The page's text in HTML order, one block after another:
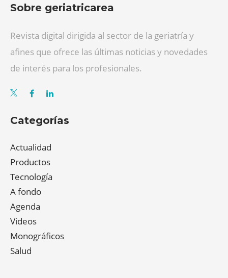
Sobre geriatricarea
Revista digital dirigida al sector de la geriatría y
afines que ofrece las últimas noticias y novedades
de interés para los profesionales.
Categorías
Actualidad
Productos
Tecnología
A fondo
Agenda
Videos
Monográficos
Salud